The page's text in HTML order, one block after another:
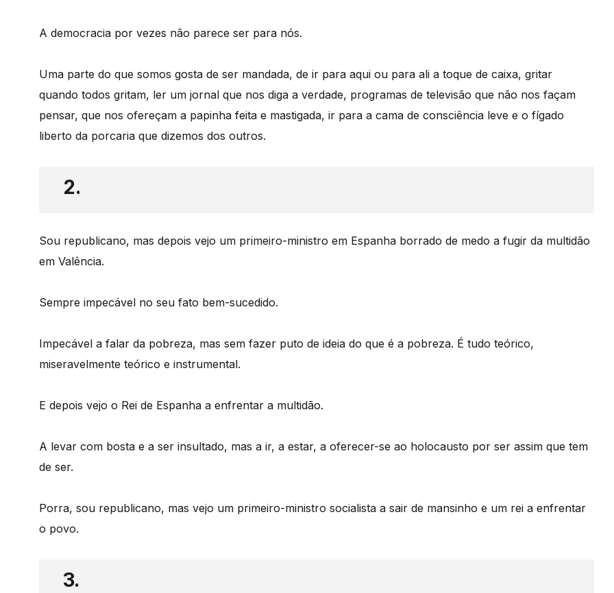
A democracia por vezes não parece ser para nós.
Uma parte do que somos gosta de ser mandada, de ir para aqui ou para ali a toque de caixa, gritar
quando todos gritam, ler um jornal que nos diga a verdade, programas de televisão que não nos façam
pensar, que nos ofereçam a papinha feita e mastigada, ir para a cama de consciência leve e o fígado
liberto da porcaria que dizemos dos outros.
2.
Sou republicano, mas depois vejo um primeiro-ministro em Espanha borrado de medo a fugir da multidão
em Valência.
Sempre impecável no seu fato bem-sucedido.
Impecável a falar da pobreza, mas sem fazer puto de ideia do que é a pobreza. É tudo teórico,
miseravelmente teórico e instrumental.
E depois vejo o Rei de Espanha a enfrentar a multidão.
A levar com bosta e a ser insultado, mas a ir, a estar, a oferecer-se ao holocausto por ser assim que tem
de ser.
Porra, sou republicano, mas vejo um primeiro-ministro socialista a sair de mansinho e um rei a enfrentar
o povo.
3.